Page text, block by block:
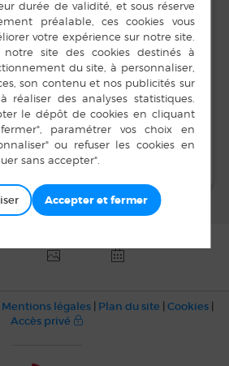
Ecole
Portes ouvertes Ecole
Notre Dame
Mentions légales | Plan du site | Cookies |
Accès privé